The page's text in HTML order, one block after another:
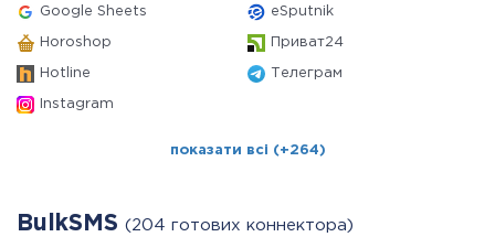
Google Sheets eSputnik
Horoshop Приват24
Hotline Телеграм
Instagram
показати всі (+264)
BulkSMS (204 готових коннектора)